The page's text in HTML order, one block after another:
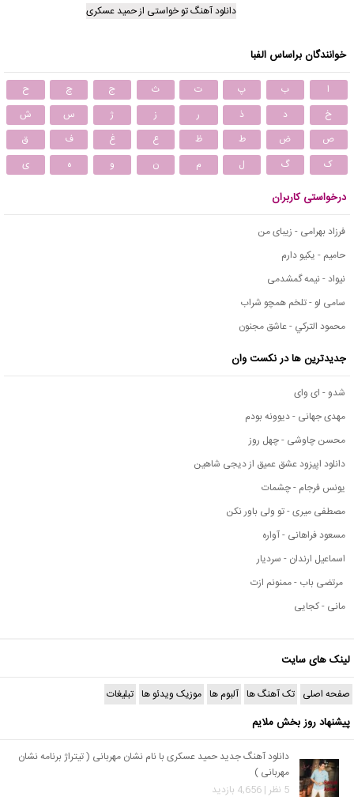
دانلود آهنگ تو خواستی از حمید عسکری
خوانندگان براساس الفبا
ا ب پ ت ث ج چ
ح
خ
د ذ ر ز ژ س
ش
ص
ض ط ظ ع غ ف
ق
ک
گ ل م ن و ه ی
درخواستی کاربران
فرزاد بهرامی - زیبای من
حامیم - یکیو دارم
نیواد - نیمه گمشدمی
سامی لو - تلخم همچو شراب
محمود التركي - عاشق مجنون
جدیدترین ها در نکست وان
شدو - ای وای
مهدی جهانی - دیوونه بودم
محسن چاوشی - چهل روز
دانلود اپیزود عشق عمیق از دیجی شاهین
یونس فرجام - چشمات
مصطفی میری - تو ولی باور نکن
مسعود فراهانی - آواره
اسماعیل ارندان - سردیار
مرتضی باب - ممنونم ازت
مانی - کجایی
لینک های سایت
صفحه اصلی تک آهنگ ها آلبوم ها موزیک ویدئو ها تبلیغات
پیشنهاد روز بخش ملایم
دانلود آهنگ جدید حمید عسکری با نام نشان مهربانی ( تیتراژ برنامه نشان
مهربانی )
5 نظر | 4,656 بازدید